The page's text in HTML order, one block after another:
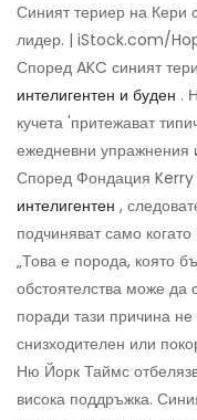
Синият териер на Кери
лидер. | iStock.com/
Според AKC синият
интелигентен и буден .
кучета 'притежават
ежедневни упражнения
Според Фондация Kerry
интелигентен ,
подчиняват само
„Това е порода, която
обстоятелства може да
поради тази причина
снизходителен или
Ню Йорк Таймс
висока поддръжка.